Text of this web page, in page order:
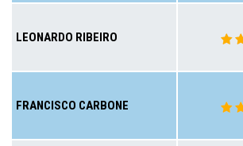
LEONARDO RIBEIRO
FRANCISCO CARBONE